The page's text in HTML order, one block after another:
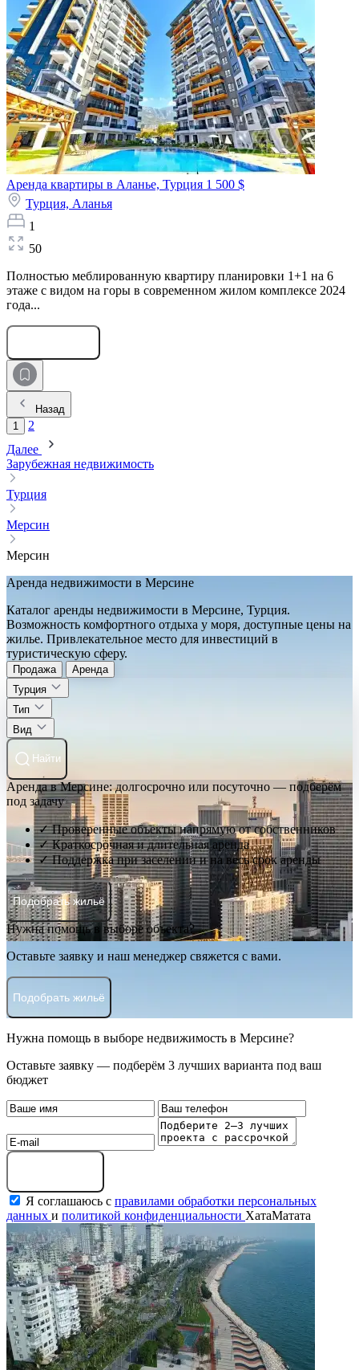
Аренда квартиры в Аланье, Турция 1 500 $
Турция, Аланья
1
50
Полностью меблированную квартиру планировки 1+1 на 6
этаже с видом на горы в современном жилом комплексе 2024
года...
Назад
1
2
Далее
Зарубежная недвижимость
Турция
Мерсин
Мерсин
Аренда недвижимости в Мерсине
Каталог аренды недвижимости в Мерсине, Турция.
Возможность комфортного отдыха у моря, доступные цены на
жилье. Привлекательное место для инвестиций в
туристическую сферу.
Продажа
Аренда
Турция
Тип
Вид
Найти
Аренда в Мерсине: долгосрочно или посуточно — подберём
под задачу
✓ Проверенные объекты напрямую от собственников
✓ Краткосрочная и длительная аренда
✓ Поддержка при заселении и на весь срок аренды
Подобрать жильё
Нужна помощь в выборе объекта?
Оставьте заявку и наш менеджер свяжется с вами.
Подобрать жильё
Нужна помощь в выборе недвижимость в Мерсине?
Оставьте заявку — подберём 3 лучших варианта под ваш
бюджет
Я соглашаюсь с правилами обработки персональных
данных и политикой конфиденциальности ХатаМатата